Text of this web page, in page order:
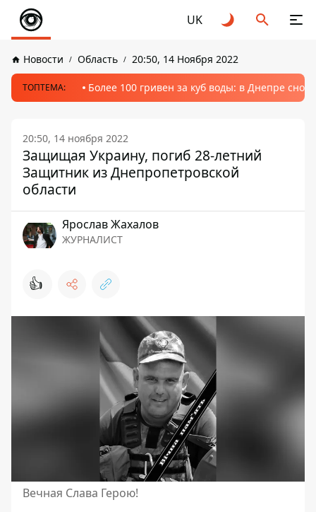
UK
Новости Область 20:50, 14 Ноября 2022
ТОПТЕМА: Более 100 гривен за куб воды: в Днепре
20:50, 14 ноября 2022
Защищая Украину, погиб 28-летний
Защитник из Днепропетровской
области
Ярослав Жахалов
ЖУРНАЛИСТ
👍
Вечная Слава Герою!